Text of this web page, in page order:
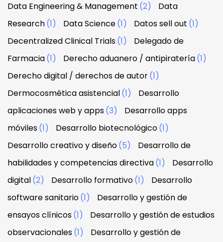
Data Engineering & Management (2)
Data
Research(1) Data Science(1) Datos sell out (1)
Decentralized Clinical Trials(1)
Delegado de
Farmacia(1) Derecho aduanero / antipiratería(1)
Derecho digital / derechos de autor(1)
Dermocosmética asistencial(1)
Desarrollo
aplicaciones web y apps(3)
Desarrollo apps
móviles(1) Desarrollo biotecnológico(1)
Desarrollo creativo y diseño(5)
Desarrollo de
habilidades y competencias directiva(1)
Desarrollo
digital(2) Desarrollo formativo(1)
Desarrollo
software sanitario(1)
Desarrollo y gestión de
ensayos clínicos(1)
Desarrollo y gestión de estudios
observacionales(1)
Desarrollo y gestión de